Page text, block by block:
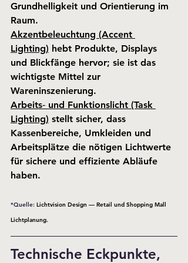
Grundhelligkeit und Orientierung im
Raum.
Akzentbeleuchtung (Accent
Lighting) hebt Produkte, Displays
und Blickfänge hervor; sie ist das
wichtigste Mittel zur
Wareninszenierung.
Arbeits‑ und Funktionslicht (Task
Lighting) stellt sicher, dass
Kassenbereiche, Umkleiden und
Arbeitsplätze die nötigen Lichtwerte
für sichere und effiziente Abläufe
haben.
*Quelle: Lichtvision Design — Retail und Shopping Mall
Lichtplanung.
Technische Eckpunkte,